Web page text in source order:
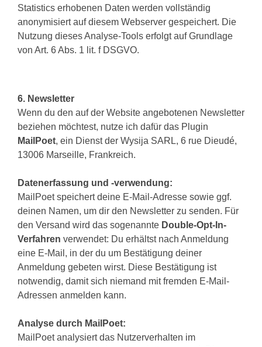
Statistics erhobenen Daten werden vollständig
anonymisiert auf diesem Webserver gespeichert. Die
Nutzung dieses Analyse-Tools erfolgt auf Grundlage
von Art. 6 Abs. 1 lit. f DSGVO.
6. Newsletter
Wenn du den auf der Website angebotenen Newsletter
beziehen möchtest, nutze ich dafür das Plugin
MailPoet, ein Dienst der Wysija SARL, 6 rue Dieudé,
13006 Marseille, Frankreich.
Datenerfassung und -verwendung:
MailPoet speichert deine E-Mail-Adresse sowie ggf.
deinen Namen, um dir den Newsletter zu senden. Für
den Versand wird das sogenannte Double-Opt-In-
Verfahren verwendet: Du erhältst nach Anmeldung
eine E-Mail, in der du um Bestätigung deiner
Anmeldung gebeten wirst. Diese Bestätigung ist
notwendig, damit sich niemand mit fremden E-Mail-
Adressen anmelden kann.
Analyse durch MailPoet:
MailPoet analysiert das Nutzerverhalten im